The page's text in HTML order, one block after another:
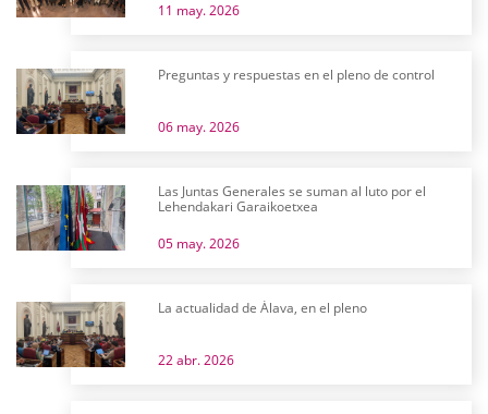
11 may. 2026
Preguntas y respuestas en el pleno de control
06 may. 2026
Las Juntas Generales se suman al luto por el
Lehendakari Garaikoetxea
05 may. 2026
La actualidad de Álava, en el pleno
22 abr. 2026